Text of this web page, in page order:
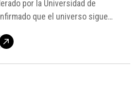
por la Universidad de
que el universo sigue
que surgió a finales de 2025.